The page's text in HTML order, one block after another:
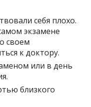
себя плохо.
экзамене
своем
к доктору.
или в день
близкого